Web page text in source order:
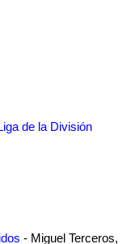
de la División
- Miguel Terceros,